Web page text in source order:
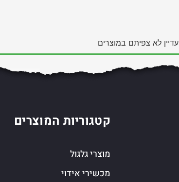
עדיין לא צפיתם במוצרים
קטגוריות המוצרים
מוצרי גלגול
מכשירי אידוי